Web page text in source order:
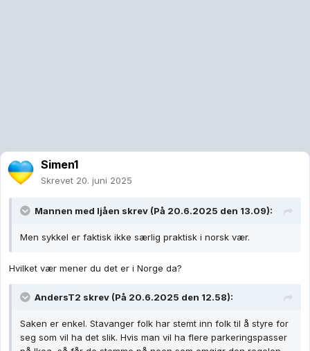
Simen1
Skrevet 20. juni 2025
Mannen med ljåen skrev (På 20.6.2025 den 13.09):
Men sykkel er faktisk ikke særlig praktisk i norsk vær.
Hvilket vær mener du det er i Norge da?
AndersT2 skrev (På 20.6.2025 den 12.58):
Saken er enkel. Stavanger folk har stemt inn folk til å styre for
seg som vil ha det slik. Hvis man vil ha flere parkeringspasser